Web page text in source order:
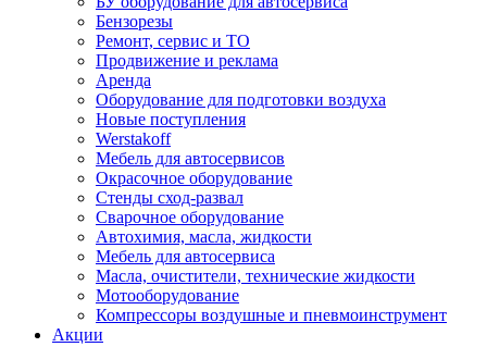
Бензорезы
Ремонт, сервис и ТО
Продвижение и реклама
Аренда
Оборудование для подготовки воздуха
Новые поступления
Werstakoff
Мебель для автосервисов
Окрасочное оборудование
Стенды сход-развал
Сварочное оборудование
Автохимия, масла, жидкости
Мебель для автосервиса
Масла, очистители, технические жидкости
Мотооборудование
Компрессоры воздушные и пневмоинструмент
Акции